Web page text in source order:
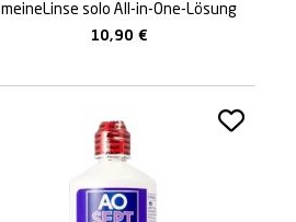
meineLinse solo All-in-One-Lösung
10,90€